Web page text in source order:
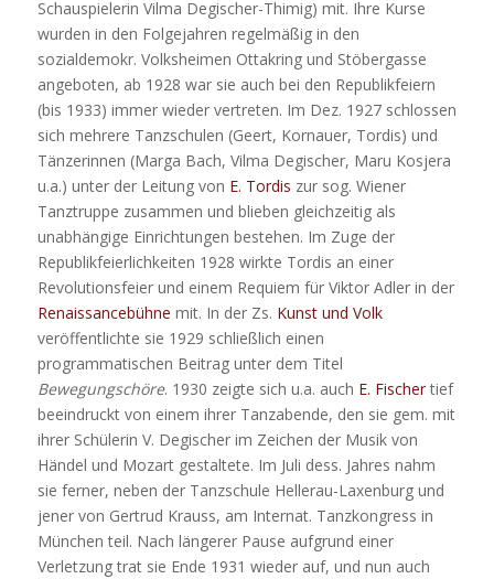
Schauspielerin Vilma Degischer-Thimig) mit. Ihre Kurse
wurden in den Folgejahren regelmäßig in den
sozialdemokr. Volksheimen Ottakring und Stöbergasse
angeboten, ab 1928 war sie auch bei den Republikfeiern
(bis 1933) immer wieder vertreten. Im Dez. 1927 schlossen
sich mehrere Tanzschulen (Geert, Kornauer, Tordis) und
Tänzerinnen (Marga Bach, Vilma Degischer, Maru Kosjera
u.a.) unter der Leitung von E. Tordis zur sog. Wiener
Tanztruppe zusammen und blieben gleichzeitig als
unabhängige Einrichtungen bestehen. Im Zuge der
Republikfeierlichkeiten 1928 wirkte Tordis an einer
Revolutionsfeier und einem Requiem für Viktor Adler in der
Renaissancebühne mit. In der Zs. Kunst und Volk
veröffentlichte sie 1929 schließlich einen
programmatischen Beitrag unter dem Titel
Bewegungschöre. 1930 zeigte sich u.a. auch E. Fischertief
beeindruckt von einem ihrer Tanzabende, den sie gem. mit
ihrer Schülerin V. Degischer im Zeichen der Musik von
Händel und Mozart gestaltete. Im Juli dess. Jahres nahm
sie ferner, neben der Tanzschule Hellerau-Laxenburg und
jener von Gertrud Krauss, am Internat. Tanzkongress in
München teil. Nach längerer Pause aufgrund einer
Verletzung trat sie Ende 1931 wieder auf, und nun auch